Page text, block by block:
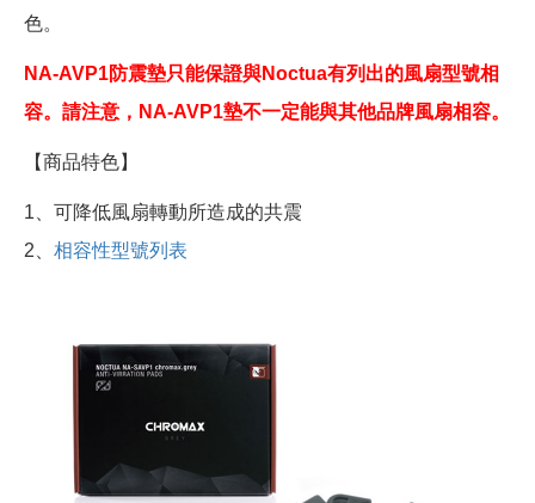
色。
NA-AVP1防震墊只能保證與Noctua有列出的風扇型號相
容。請注意，NA-AVP1墊不一定能與其他品牌風扇相容。
【商品特色】
1、可降低風扇轉動所造成的共震
2、 相容性型號列表